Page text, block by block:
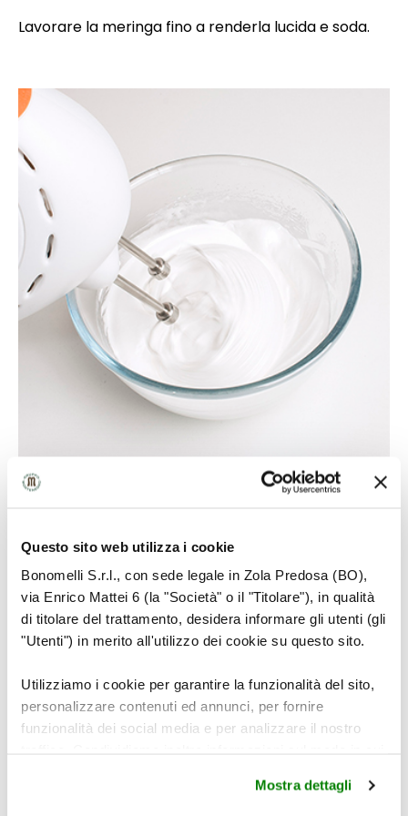
Questo sito web utilizza i cookie
Bonomelli S.r.l., con sede legale in Zola Predosa (BO),
via Enrico Mattei 6 (la "Società" o il "Titolare"), in qualità
di titolare del trattamento, desidera informare gli utenti (gli
"Utenti") in merito all'utilizzo dei cookie su questo sito.
Utilizziamo i cookie per garantire la funzionalità del sito,
personalizzare contenuti ed annunci, per fornire
funzionalità dei social media e per analizzare il nostro
di analisi dei dati web, pubblicità e social media, i quali
Mostra dettagli
Lavorare la meringa fino a renderla lucida e soda.
Sbattere la ricotta con lo zucchero a velo e
aromatizzare con il succo degli agrumi e la cannella
macinata CANNAMELA.